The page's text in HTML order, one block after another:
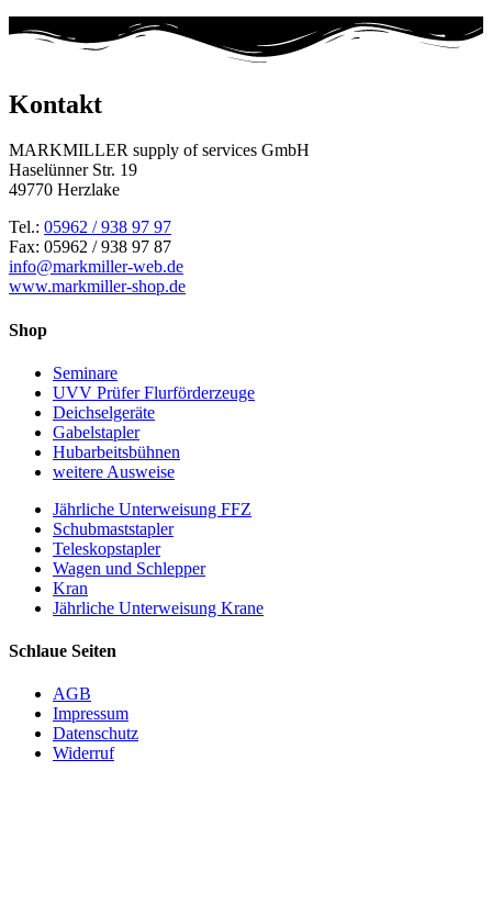
Kontakt
MARKMILLER supply of services GmbH
Haselünner Str. 19
49770 Herzlake
Tel.: 05962 / 938 97 97
Fax: 05962 / 938 97 87
info@markmiller-web.de
www.markmiller-shop.de
Shop
Seminare
UVV Prüfer Flurförderzeuge
Deichselgeräte
Gabelstapler
Hubarbeitsbühnen
weitere Ausweise
Jährliche Unterweisung FFZ
Schubmaststapler
Teleskopstapler
Wagen und Schlepper
Kran
Jährliche Unterweisung Krane
Schlaue Seiten
AGB
Impressum
Datenschutz
Widerruf